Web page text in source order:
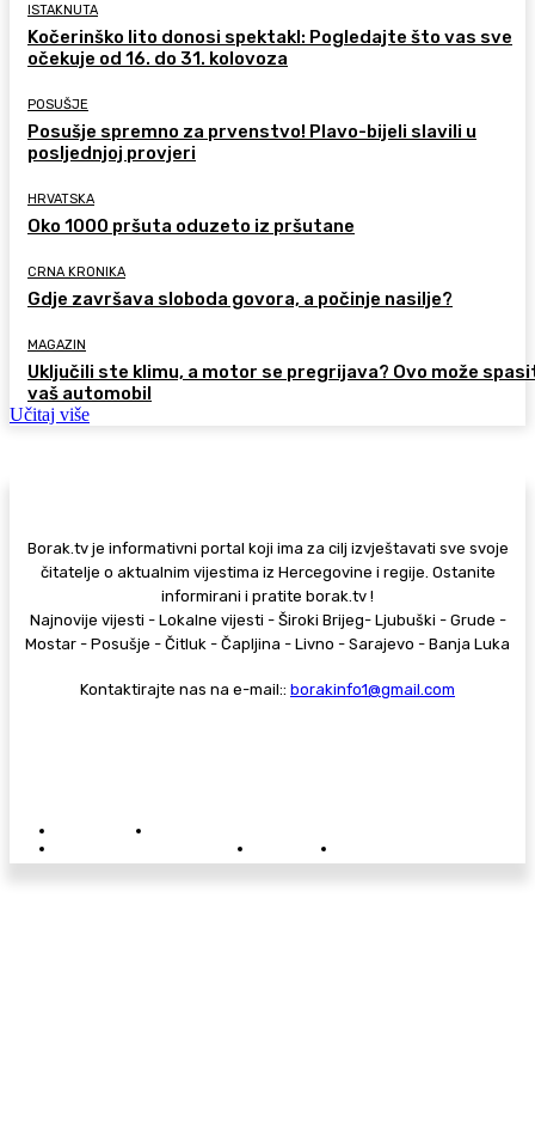
ISTAKNUTA
Kočerinško lito donosi spektakl: Pogledajte što vas sve
očekuje od 16. do 31. kolovoza
POSUŠJE
Posušje spremno za prvenstvo! Plavo-bijeli slavili u
posljednjoj provjeri
HRVATSKA
Oko 1000 pršuta oduzeto iz pršutane
CRNA KRONIKA
Gdje završava sloboda govora, a počinje nasilje?
MAGAZIN
Uključili ste klimu, a motor se pregrijava? Ovo može
vaš automobil
Učitaj više
Borak.tv je informativni portal koji ima za cilj izvještavati sve svoje
čitatelje o aktualnim vijestima iz Hercegovine i regije. Ostanite
informirani i pratite borak.tv !
Najnovije vijesti - Lokalne vijesti - Široki Brijeg- Ljubuški - Grude -
Mostar - Posušje - Čitluk - Čapljina - Livno - Sarajevo - Banja Luka
Kontaktirajte nas na e-mail:: borakinfo1@gmail.com